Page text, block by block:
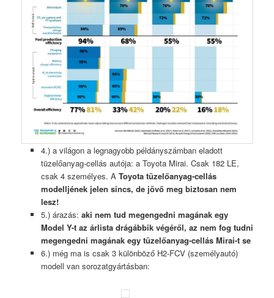
4.) a világon a legnagyobb példányszámban eladott
tüzelőanyag-cellás autója: a Toyota Mirai. Csak 182 LE,
csak 4 személyes. A Toyota tüzelőanyag-cellás
modelljének jelen sincs, de jövő meg biztosan nem
lesz!
5.) árazás: aki nem tud megengedni magának egy
Model Y-t az árlista drágábbik végéről, az nem fog tudni
megengedni magának egy tüzelőanyag-cellás Mirai-t se
6.) még ma is csak 3 különböző H2-FCV (személyautó)
modell van sorozatgyártásban: